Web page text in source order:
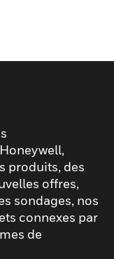
produits, des
offres,
sondages, nos
connexes par
de